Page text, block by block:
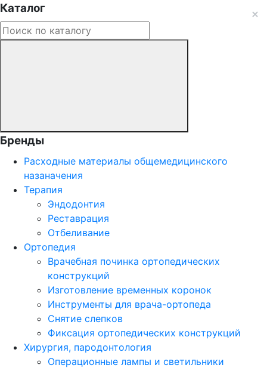
Каталог
Бренды
Расходные материалы общемедицинского
назаначения
Терапия
Эндодонтия
Реставрация
Отбеливание
Ортопедия
Врачебная починка ортопедических
конструкций
Изготовление временных коронок
Инструменты для врача-ортопеда
Снятие слепков
Фиксация ортопедических конструкций
Хирургия, пародонтология
Операционные лампы и светильники